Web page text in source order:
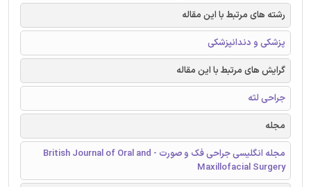
رشته های مرتبط با این مقاله
پزشکی و دندانپزشکی
گرایش های مرتبط با این مقاله
جراحی لثه
مجله
مجله انگلیسی جراحی فک و صورت - British Journal of Oral and
Maxillofacial Surgery